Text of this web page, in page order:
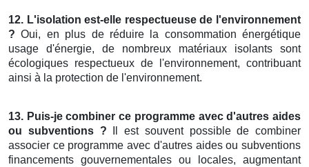
12. L'isolation est-elle respectueuse de l'environnement
? Oui, en plus de réduire la consommation énergétique
usage d'énergie, de nombreux matériaux isolants sont
écologiques respectueux de l'environnement, contribuant
ainsi à la protection de l'environnement.
13. Puis-je combiner ce programme avec d'autres aides
ou subventions ? Il est souvent possible de combiner
associer ce programme avec d'autres aides ou subventions
financements gouvernementales ou locales, augmentant